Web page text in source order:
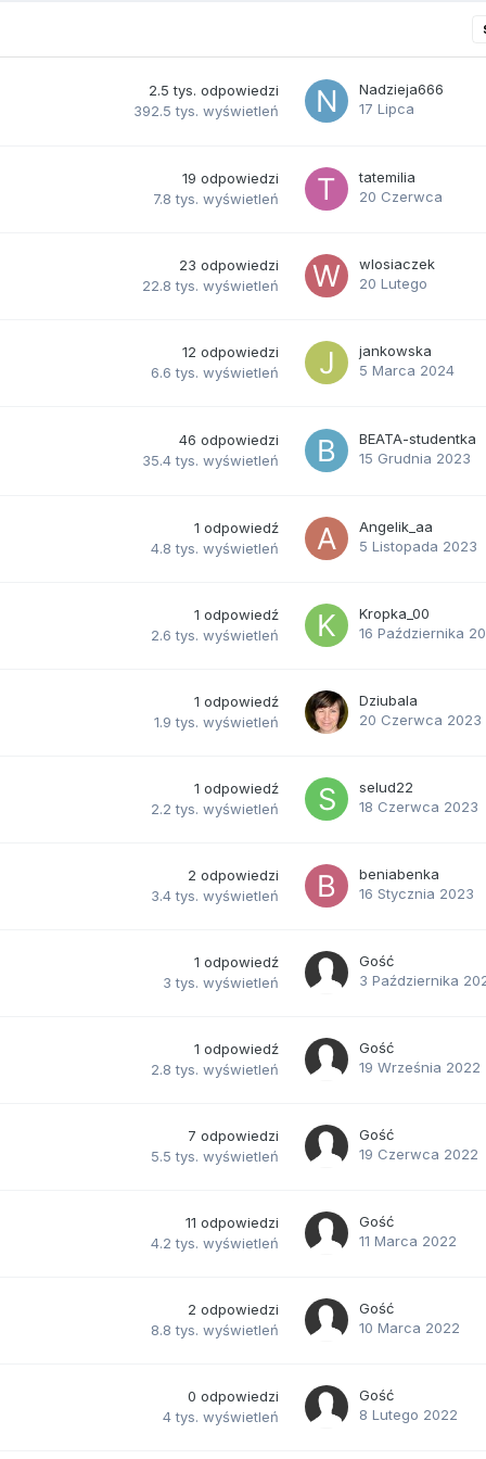
2.5 tys. odpowiedzi
392.5 tys. wyświetleń
Nadzieja666
17 Lipca
19 odpowiedzi
7.8 tys. wyświetleń
tatemilia
20 Czerwca
23 odpowiedzi
22.8 tys. wyświetleń
wlosiaczek
20 Lutego
12 odpowiedzi
6.6 tys. wyświetleń
jankowska
5 Marca 2024
46 odpowiedzi
35.4 tys. wyświetleń
BEATA-studentka
15 Grudnia 2023
1 odpowiedź
4.8 tys. wyświetleń
Angelik_aa
5 Listopada 2023
1 odpowiedź
2.6 tys. wyświetleń
Kropka_00
16 Października
1 odpowiedź
1.9 tys. wyświetleń
Dziubala
20 Czerwca 2023
1 odpowiedź
2.2 tys. wyświetleń
selud22
18 Czerwca 2023
2 odpowiedzi
3.4 tys. wyświetleń
beniabenka
16 Stycznia 2023
1 odpowiedź
3 tys. wyświetleń
Gość
3 Października
1 odpowiedź
2.8 tys. wyświetleń
Gość
19 Września 2022
7 odpowiedzi
5.5 tys. wyświetleń
Gość
19 Czerwca 2022
11 odpowiedzi
4.2 tys. wyświetleń
Gość
11 Marca 2022
2 odpowiedzi
8.8 tys. wyświetleń
Gość
10 Marca 2022
0 odpowiedzi
4 tys. wyświetleń
Gość
8 Lutego 2022